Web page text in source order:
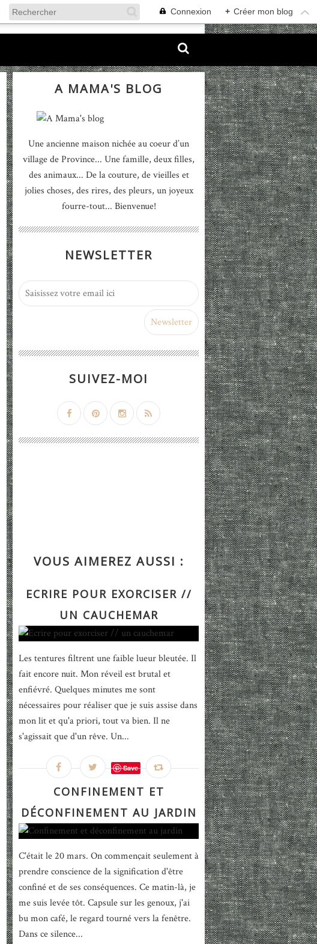
Connexion + Créer mon blog
A MAMA'S BLOG
Une ancienne maison nichée au coeur d’un
village de Province... Une famille, deux filles,
des animaux... De la couture, de vieilles et
jolies choses, des rires, des pleurs, un joyeux
fourre-tout... Bienvenue!
NEWSLETTER
SUIVEZ-MOI
VOUS AIMEREZ AUSSI :
ECRIRE POUR EXORCISER //
UN CAUCHEMAR
Les tentures filtrent une faible lueur bleutée. Il
fait encore nuit. Mon réveil est brutal et
enfiévré. Quelques minutes me sont
nécessaires pour réaliser que je suis assise dans
mon lit et qu'a priori, tout va bien. Il ne
s'agissait que d'un rêve. Un...
Save
CONFINEMENT ET
DÉCONFINEMENT AU JARDIN
C'était le 20 mars. On commençait seulement à
prendre conscience de la signification d'être
confiné et de ses conséquences. Ce matin-là, je
me suis levée tôt. Capsule sur les genoux, j'ai
bu mon café, le regard tourné vers la fenêtre.
Dans ce silence...